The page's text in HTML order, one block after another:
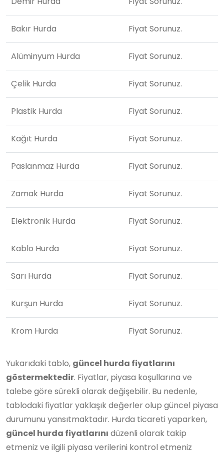
Bakır Hurda Fiyat Sorunuz.
Alüminyum Hurda Fiyat Sorunuz.
Çelik Hurda Fiyat Sorunuz.
Plastik Hurda Fiyat Sorunuz.
Kağıt Hurda Fiyat Sorunuz.
Paslanmaz Hurda Fiyat Sorunuz.
Zamak Hurda Fiyat Sorunuz.
Elektronik Hurda Fiyat Sorunuz.
Kablo Hurda Fiyat Sorunuz.
Sarı Hurda Fiyat Sorunuz.
Kurşun Hurda Fiyat Sorunuz.
Krom Hurda Fiyat Sorunuz.
Yukarıdaki tablo, güncel hurda fiyatlarını
göstermektedir. Fiyatlar, piyasa koşullarına ve
talebe göre sürekli olarak değişebilir. Bu nedenle,
tablodaki fiyatlar yaklaşık değerler olup güncel piyasa
durumunu yansıtmaktadır. Hurda ticareti yaparken,
güncel hurda fiyatlarını düzenli olarak takip
etmeniz ve ilgili piyasa verilerini kontrol etmeniz